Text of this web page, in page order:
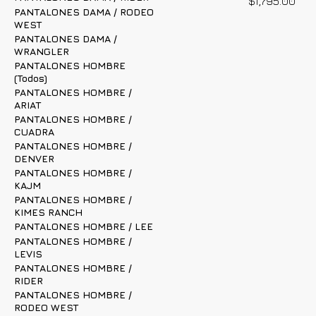
PANTALONES DAMA / RODEO
WEST
PANTALONES DAMA /
WRANGLER
PANTALONES HOMBRE
(Todos)
PANTALONES HOMBRE /
ARIAT
PANTALONES HOMBRE /
CUADRA
PANTALONES HOMBRE /
DENVER
PANTALONES HOMBRE /
KAJM
PANTALONES HOMBRE /
KIMES RANCH
PANTALONES HOMBRE / LEE
PANTALONES HOMBRE /
LEVIS
PANTALONES HOMBRE /
RIDER
PANTALONES HOMBRE /
RODEO WEST